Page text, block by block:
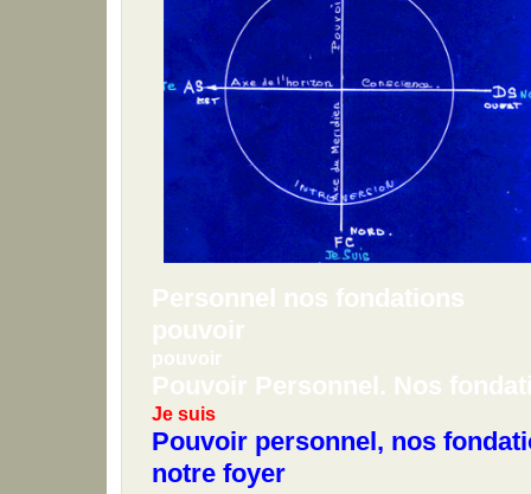
Personnel nos fondations
pouvoir
pouvoir
Pouvoir Personnel. Nos f
Je suis
Pouvoir personnel, nos
notre foyer